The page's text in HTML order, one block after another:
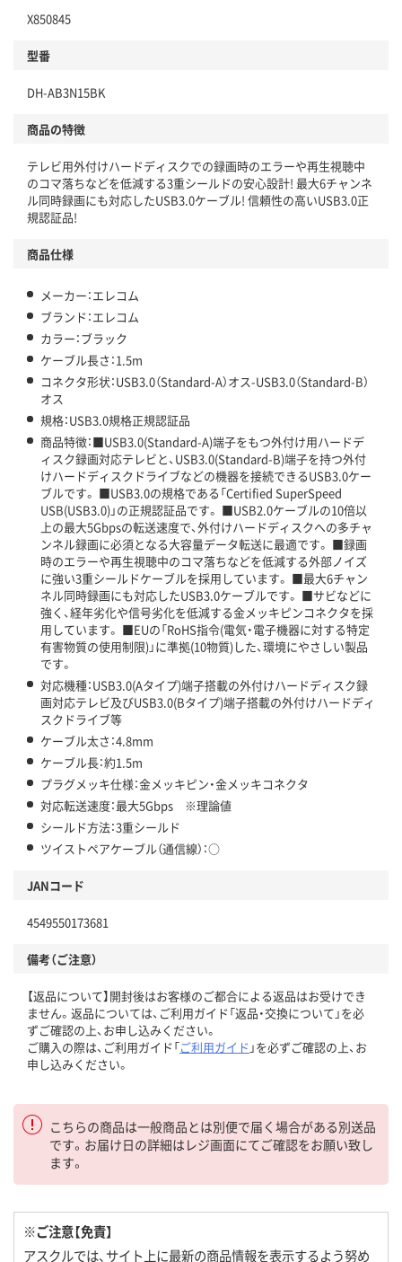
X850845
型番
DH-AB3N15BK
商品の特徴
テレビ用外付けハードディスクでの録画時のエラーや再生視聴中
のコマ落ちなどを低減する3重シールドの安心設計! 最大6チャンネ
ル同時録画にも対応したUSB3.0ケーブル! 信頼性の高いUSB3.0正
規認証品!
商品仕様
メーカー：エレコム
ブランド：エレコム
カラー：ブラック
ケーブル長さ：1.5m
コネクタ形状：USB3.0（Standard-A）オス-USB3.0（Standard-B）
オス
規格：USB3.0規格正規認証品
商品特徴：■USB3.0(Standard-A)端子をもつ外付け用ハードデ
ィスク録画対応テレビと、USB3.0(Standard-B)端子を持つ外付
けハードディスクドライブなどの機器を接続できるUSB3.0ケー
ブルです。 ■USB3.0の規格である「Certified SuperSpeed
USB(USB3.0)」の正規認証品です。 ■USB2.0ケーブルの10倍以
上の最大5Gbpsの転送速度で、外付けハードディスクへの多チャ
ンネル録画に必須となる大容量データ転送に最適です。 ■録画
時のエラーや再生視聴中のコマ落ちなどを低減する外部ノイズ
に強い3重シールドケーブルを採用しています。 ■最大6チャン
ネル同時録画にも対応したUSB3.0ケーブルです。 ■サビなどに
強く、経年劣化や信号劣化を低減する金メッキピンコネクタを採
用しています。 ■EUの「RoHS指令(電気・電子機器に対する特定
有害物質の使用制限)」に準拠(10物質)した、環境にやさしい製品
です。
対応機種：USB3.0(Aタイプ)端子搭載の外付けハードディスク録
画対応テレビ及びUSB3.0(Bタイプ)端子搭載の外付けハードディ
スクドライブ等
ケーブル太さ：4.8mm
ケーブル長：約1.5m
プラグメッキ仕様：金メッキピン・金メッキコネクタ
対応転送速度：最大5Gbps ※理論値
シールド方法：3重シールド
ツイストペアケーブル（通信線）：○
JANコード
4549550173681
備考（ご注意）
【返品について】開封後はお客様のご都合による返品はお受けでき
ません。返品については、ご利用ガイド「返品・交換について」を必
ずご確認の上、お申し込みください。
ご購入の際は、ご利用ガイド「ご利用ガイド 」を必ずご確認の上、お
申し込みください。
こちらの商品は一般商品とは別便で届く場合がある別送品
です。お届け日の詳細はレジ画面にてご確認をお願い致し
ます。
※ご注意【免責】
アスクルでは、サイト上に最新の商品情報を表示するよう努め